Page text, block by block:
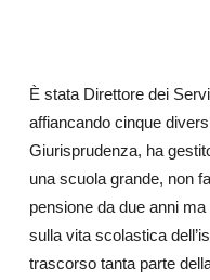
È stata Direttore dei
affiancando cinque
Giurisprudenza, ha
una scuola grande, non
pensione da due anni
sulla vita scolastica
trascorso tanta parte